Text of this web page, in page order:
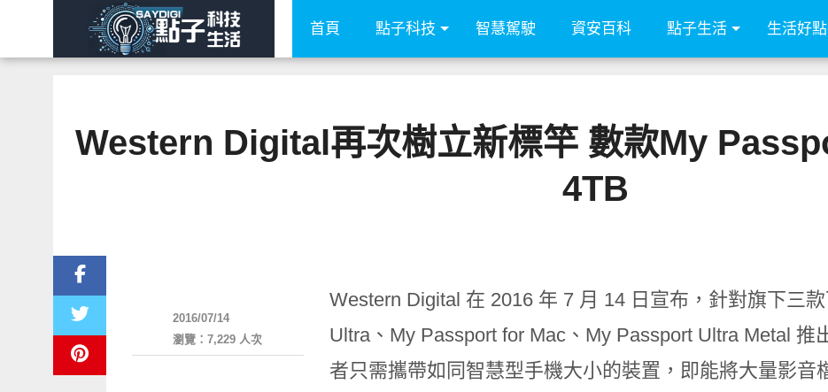
首頁 點子科技 智慧駕駛 資安百科 點子生活 生活好
Western Digital再次樹立新標竿 數款My
4TB
Western Digital 在 2016 年 7 月 14 日 宣布，針對旗下三款
Ultra、 My Passport for Mac、 My Passport Ultra Metal 推
者只需攜帶如同智慧型手機大小的裝置，即能將大量影音
2016/07/14
瀏覽：7,229 人次